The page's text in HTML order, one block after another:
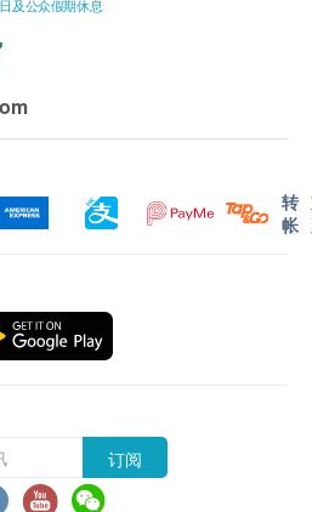
及公众假期休息
转
帐
订阅